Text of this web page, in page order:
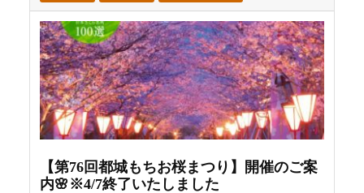
【第76回都城もちお桜まつり】開催のご案
内🌸※4/7終了いたしました